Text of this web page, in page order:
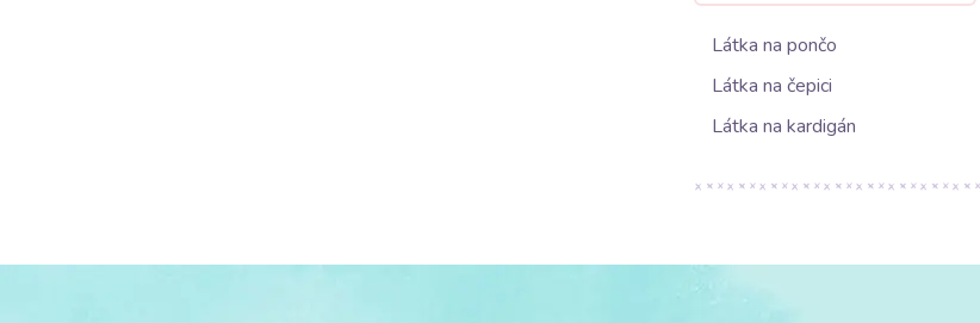
Látka na pončo
Látka na čepici
Látka na kardigán